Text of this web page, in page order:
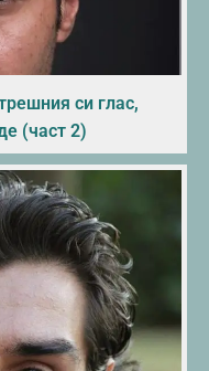
си глас,
(част 2)